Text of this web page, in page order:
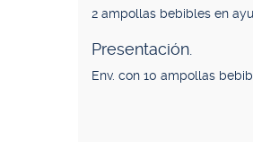
2 ampollas bebibles en
Presentación.
Env. con 10 ampollas